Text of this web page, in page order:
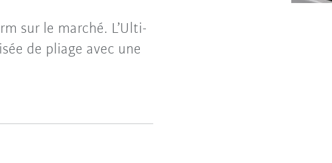
sur le marché. L’Ulti-
de pliage avec une